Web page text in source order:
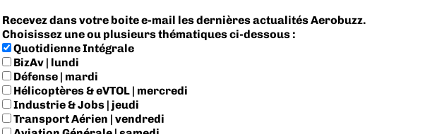
Recevez dans votre boite e-mail les dernières actualités Aerobuzz.
Choisissez une ou plusieurs thématiques ci-dessous :
Quotidienne Intégrale
BizAv | lundi
Défense | mardi
Hélicoptères & eVTOL | mercredi
Industrie & Jobs | jeudi
Transport Aérien | vendredi